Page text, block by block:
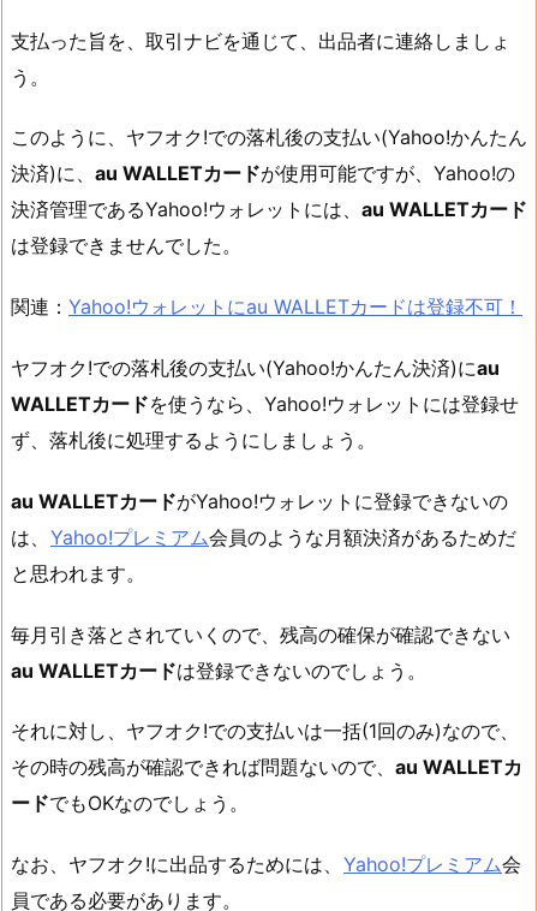
支払った旨を、取引ナビを通じて、出品者に連絡しましょ
う。
このように、ヤフオク!での落札後の支払い(Yahoo!かんたん
決済)に、 au WALLETカードが使用可能ですが、Yahoo!の
決済管理であるYahoo!ウォレットには、 au WALLETカード
は登録できませんでした。
関連： Yahoo!ウォレットにau WALLETカードは登録不可！
ヤフオク!での落札後の支払い(Yahoo!かんたん決済)にau
WALLETカードを使うなら、Yahoo!ウォレットには登録せ
ず、落札後に処理するようにしましょう。
au WALLETカードがYahoo!ウォレットに登録できないの
は、 Yahoo!プレミアム会員のような月額決済があるためだ
と思われます。
毎月引き落とされていくので、残高の確保が確認できない
au WALLETカードは登録できないのでしょう。
それに対し、ヤフオク!での支払いは一括(1回のみ)なので、
その時の残高が確認できれば問題ないので、 au WALLETカ
ードでもOKなのでしょう。
なお、ヤフオク!に出品するためには、 Yahoo!プレミアム会
員である必要があります。